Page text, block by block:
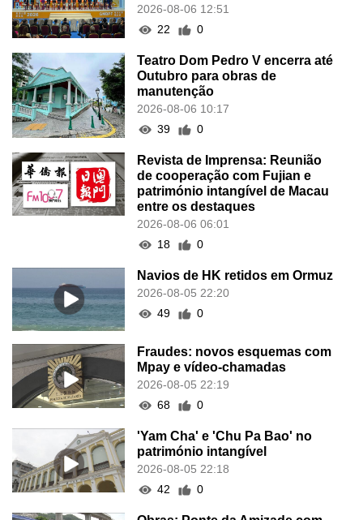
2026-08-06 12:51
22
0
Teatro Dom Pedro V encerra até
Outubro para obras de
manutenção
2026-08-06 10:17
39
0
Revista de Imprensa: Reunião
de cooperação com Fujian e
património intangível de Macau
entre os destaques
2026-08-06 06:01
18
0
Navios de HK retidos em Ormuz
2026-08-05 22:20
49
0
Fraudes: novos esquemas com
Mpay e vídeo-chamadas
2026-08-05 22:19
68
0
'Yam Cha' e 'Chu Pa Bao' no
património intangível
2026-08-05 22:18
42
0